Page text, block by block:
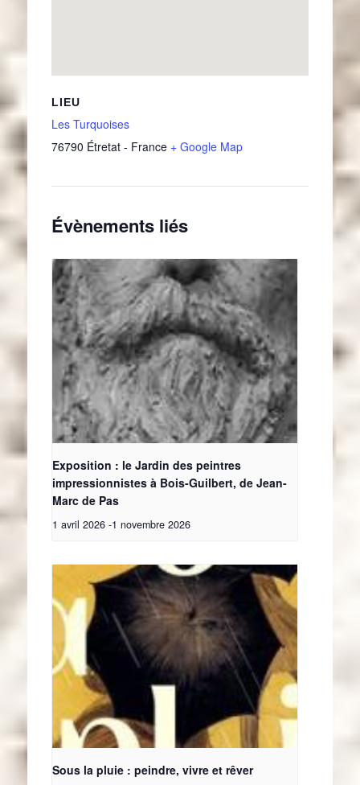
LIEU
Les Turquoises
76790 Étretat - France + Google Map
Évènements liés
Exposition : le Jardin des peintres
impressionnistes à Bois-Guilbert, de Jean-
Marc de Pas
1 avril 2026 -1 novembre 2026
Sous la pluie : peindre, vivre et rêver